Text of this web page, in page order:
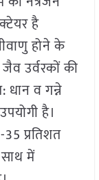
है
होने के
उर्वरकों की
धान व गन्ने
है।
प्रतिशत
में